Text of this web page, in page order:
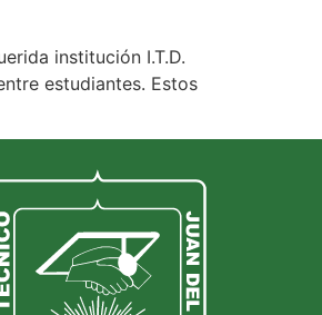
institución I.T.D.
estudiantes. Estos